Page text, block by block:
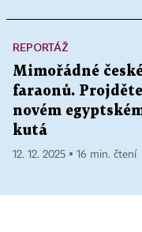
REPORTÁŽ
Mimořádné
faraonů.
novém
kutá
12. 12. 2025 ▪ 16 min. čtení